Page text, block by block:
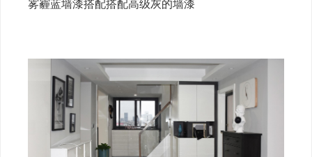
雾霾蓝墙漆搭配搭配高级灰的墙漆